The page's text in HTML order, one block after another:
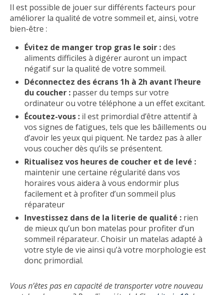
Il est possible de jouer sur différents facteurs pour
améliorer la qualité de votre sommeil et, ainsi, votre
bien-être :
Évitez de manger trop gras le soir :des
aliments difficiles à digérer auront un impact
négatif sur la qualité de votre sommeil.
Déconnectez des écrans 1h à 2h avant l’heure
du coucher : passer du temps sur votre
ordinateur ou votre téléphone a un effet excitant.
Écoutez-vous : il est primordial d’être attentif à
vos signes de fatigues, tels que les bâillements ou
d’avoir les yeux qui piquent. Ne tardez pas à aller
vous coucher dès qu’ils se présentent.
Ritualisez vos heures de coucher et de levé :
maintenir une certaine régularité dans vos
horaires vous aidera à vous endormir plus
facilement et à profiter d’un sommeil plus
réparateur
Investissez dans de la literie de qualité : rien
de mieux qu’un bon matelas pour profiter d’un
sommeil réparateur. Choisir un matelas adapté à
votre style de vie ainsi qu’à votre morphologie est
donc primordial.
Vous n’êtes pas en capacité de transporter votre nouveau